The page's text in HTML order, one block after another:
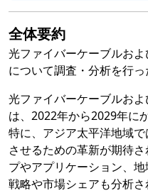
全体要約
光ファイバーケーブルお
について調査・分析を行っ
光ファイバーケーブルお
は、2022年から2029年に
特に、アジア太平洋地域
させるための革新が期待
プやアプリケーション、
戦略や市場シェアも分析さ